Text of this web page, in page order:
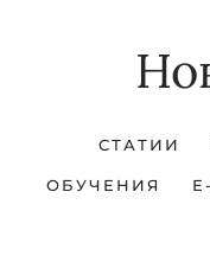
СТАТИИ
ОБУЧЕНИЯ